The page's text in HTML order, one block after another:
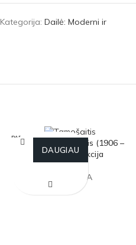
Kategorija: Dailė: Moderni ir
PARDU
OTAAntanas Tamošaitis (1906 –
2005) Abstrakcija
PARDUOTA
DAUGIAU